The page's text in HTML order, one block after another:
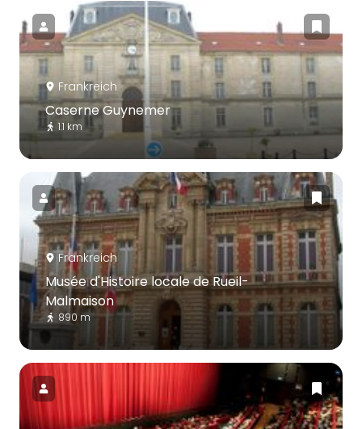
Frankreich
Caserne Guynemer
1.1 km
Frankreich
Musée d'Histoire locale de Rueil-
Malmaison
890 m